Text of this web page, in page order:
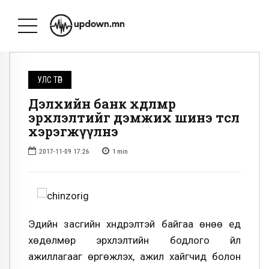
УЛС ТӨР
Дэлхийн банк хөдөлмөр
эрхлэлтийг дэмжих шинэ төсөл
хэрэгжүүлнэ
2017-11-09 17:26 1 min
Эдийн засгийн хүндрэлтэй байгаа өнөө үед
хөдөлмөр эрхлэлтийн бодлого үйл
ажиллагааг өргөжүүлэх, ажил хайгчид болон